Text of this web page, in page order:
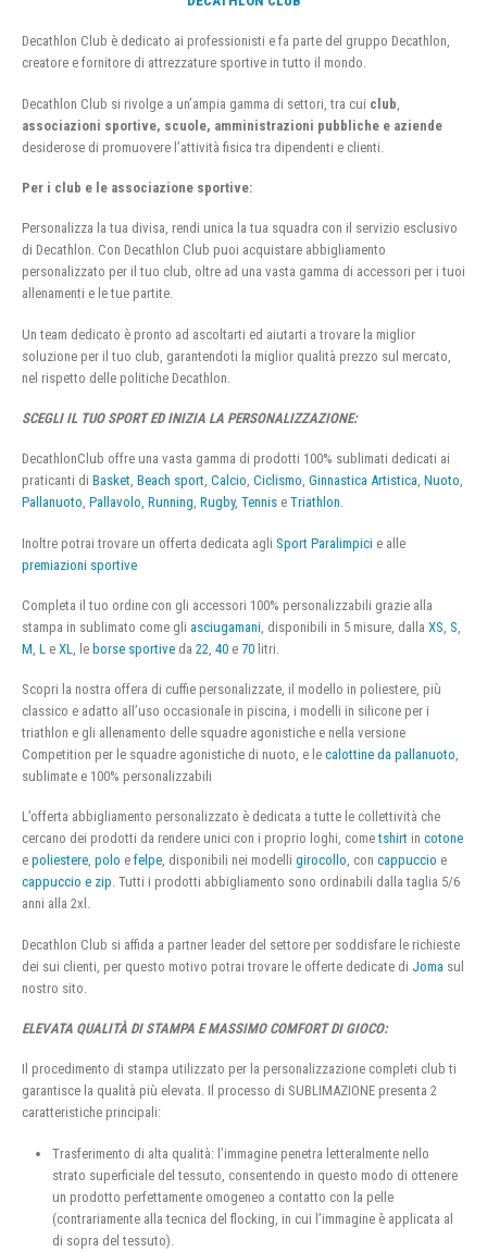
Decathlon Club è dedicato ai professionisti e fa parte del gruppo Decathlon,
creatore e fornitore di attrezzature sportive in tutto il mondo.
Decathlon Club si rivolge a un’ampia gamma di settori, tra cui club
associazioni sportive, scuole, amministrazioni pubbliche e aziende
desiderose di promuovere l’attività fisica tra dipendenti e clienti.
Per i club e le associazione sportive:
Personalizza la tua divisa, rendi unica la tua squadra con il servizio esclusivo
di Decathlon. Con Decathlon Club puoi acquistare abbigliamento
personalizzato per il tuo club, oltre ad una vasta gamma di accessori per i tuoi
allenamenti e le tue partite.
Un team dedicato è pronto ad ascoltarti ed aiutarti a trovare la miglior
soluzione per il tuo club, garantendoti la miglior qualità prezzo sul mercato,
nel rispetto delle politiche Decathlon.
SCEGLI IL TUO SPORT ED INIZIA LA PERSONALIZZAZIONE:
DecathlonClub offre una vasta gamma di prodotti 100% sublimati dedicati ai
praticanti di Basket, Beach sport, Calcio, Ciclismo, Ginnastica Artistica, Nuoto,
Pallanuoto, Pallavolo, Running, Rugby, Tennis e Triathlon.
Inoltre potrai trovare un offerta dedicata agli Sport Paralimpici e alle
premiazioni sportive
Completa il tuo ordine con gli accessori 100% personalizzabili grazie alla
stampa in sublimato come gli asciugamani , disponibili in 5 misure, dalla XS S
M L e XL , le borse sportive da 22 40 e 70 litri.
Scopri la nostra offera di cuffie personalizzate, il modello in poliestere, più
classico e adatto all’uso occasionale in piscina, i modelli in silicone per i
triathlon e gli allenamento delle squadre agonistiche e nella versione
Competition per le squadre agonistiche di nuoto, e le calottine da pallanuoto,
sublimate e 100% personalizzabili
L’offerta abbigliamento personalizzato è dedicata a tutte le collettività che
cercano dei prodotti da rendere unici con i proprio loghi, cometshirt in cotone
e poliestere, polo e felpe, disponibili nei modelli girocollo, con cappuccio e
cappuccio e zip. Tutti i prodotti abbigliamento sono ordinabili dalla taglia 5/6
anni alla 2xl.
Decathlon Club si affida a partner leader del settore per soddisfare le richieste
dei sui clienti, per questo motivo potrai trovare le offerte dedicate di Joma sul
nostro sito.
ELEVATA QUALITÀ DI STAMPA E MASSIMO COMFORT DI GIOCO:
Il procedimento di stampa utilizzato per la personalizzazione completi club ti
garantisce la qualità più elevata. Il processo di SUBLIMAZIONE presenta 2
caratteristiche principali:
Trasferimento di alta qualità: l’immagine penetra letteralmente nello
strato superficiale del tessuto, consentendo in questo modo di ottenere
un prodotto perfettamente omogeneo a contatto con la pelle
(contrariamente alla tecnica del flocking, in cui l’immagine è applicata al
di sopra del tessuto).